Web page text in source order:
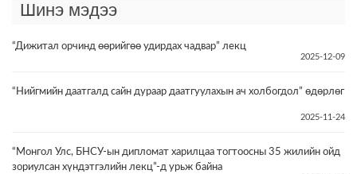
Шинэ мэдээ
“Дижитал орчинд өөрийгөө удирдах чадвар” лекц
2025-12-09
“Нийгмийн даатгалд сайн дураар даатгуулахын ач холбогдол” өдөрлөг
2025-11-24
“Монгол Улс, БНСУ-ын дипломат харилцаа тогтоосны 35 жилийн ойд
зориулсан хүндэтгэлийн лекц”-д урьж байна